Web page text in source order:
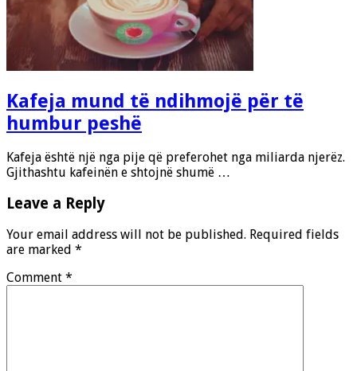
Kafeja mund të ndihmojë për të
humbur peshë
Kafeja është një nga pije që preferohet nga miliarda njerëz.
Gjithashtu kafeinën e shtojnë shumë …
Leave a Reply
Your email address will not be published. Required fields
are marked *
Comment *